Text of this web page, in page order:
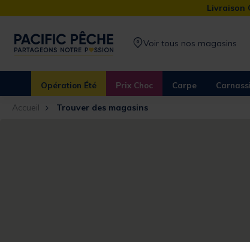
Livraison
Voir tous nos magasins
Opération Été Prix Choc Carpe
Accueil Trouver des magasins